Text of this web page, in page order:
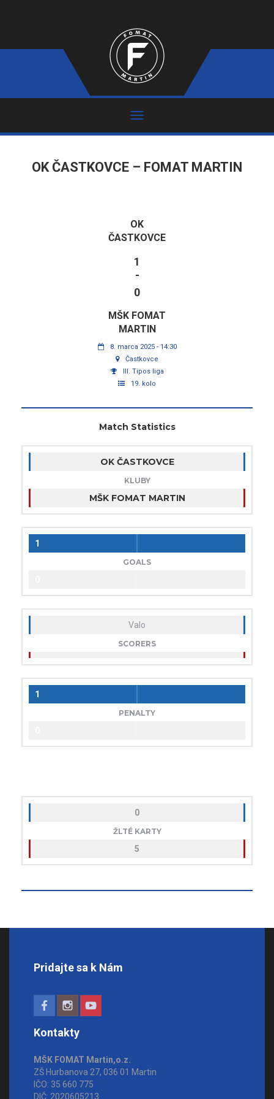
OK ČASTKOVCE – FOMAT MARTIN
OK
ČASTKOVCE
1
-
0
MŠK FOMAT
MARTIN
8. marca 2025 - 14:30
Častkovce
III. Tipos liga
19. kolo
Match Statistics
OK ČASTKOVCE
KLUBY
MŠK FOMAT MARTIN
1
GOALS
Valo
SCORERS
1
PENALTY
0
ŽLTÉ KARTY
5
Pridajte sa k Nám
Kontakty
MŠK FOMAT Martin,o.z.
ZŠ Hurbanova 27, 036 01 Martin
IČO: 35 660 775
DIČ: 2020605213